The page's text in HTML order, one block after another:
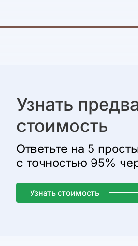
Узнать
стоимость
Ответьте на 5
с точностью 95%
Узнать стоимость